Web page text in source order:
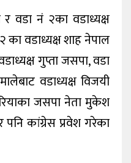
वडा नं २का वडाध्यक्ष
का वडाध्यक्ष शाह नेपाल
गुप्ता जसपा, वडा
वडाध्यक्ष विजयी
जसपा नेता मुकेश
कांग्रेस प्रवेश गरेका